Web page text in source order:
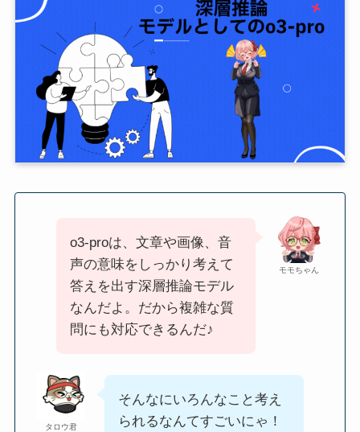
モモちゃん
o3-proは、文章や画像、音
声の意味をしっかり考えて
答えを出す深層推論モデル
なんだよ。だから複雑な質
問にも対応できるんだ♪
タロウ君
そんなにいろんなこと考え
られるなんてすごいにゃ！